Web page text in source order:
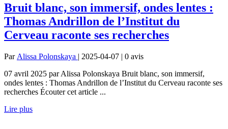
Bruit blanc, son immersif, ondes lentes :
Thomas Andrillon de l’Institut du
Cerveau raconte ses recherches
Par Alissa Polonskaya | 2025-04-07 | 0 avis
07 avril 2025 par Alissa Polonskaya Bruit blanc, son immersif,
ondes lentes : Thomas Andrillon de l’Institut du Cerveau raconte ses
recherches Écouter cet article ...
Lire plus